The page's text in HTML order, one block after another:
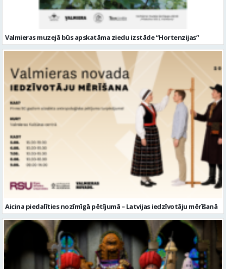
Valmieras muzejā būs apskatāma ziedu izstāde “Hortenzijas”
Aicina piedalīties nozīmīgā pētījumā – Latvijas iedzīvotāju mērīšanā